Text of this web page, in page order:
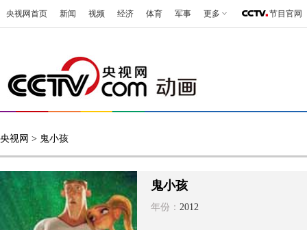
央视网首页 新闻 视频 经济 体育 军事 更多 节目官网
央视网 > 鬼小孩
鬼小孩
年份： 2012